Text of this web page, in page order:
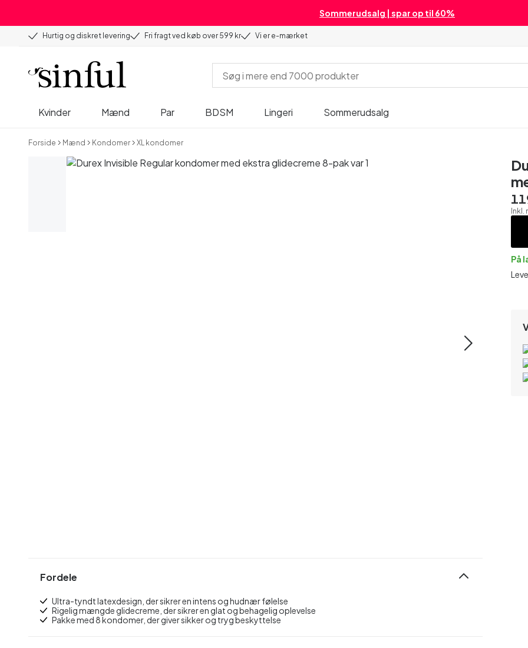
Sommerudsalg | spar op til 60%
Hurtig og diskret levering Fri fragt ved køb over 599 kr Vi er e-mærket
Kvinder Mænd Par BDSM Lingeri Sommerudsalg
Forside Mænd Kondomer XL kondomer
På
Fordele
Ultra-tyndt latexdesign, der sikrer en intens og hudnær følelse
Rigelig mængde glidecreme, der sikrer en glat og behagelig oplevelse
Pakke med 8 kondomer, der giver sikker og tryg beskyttelse